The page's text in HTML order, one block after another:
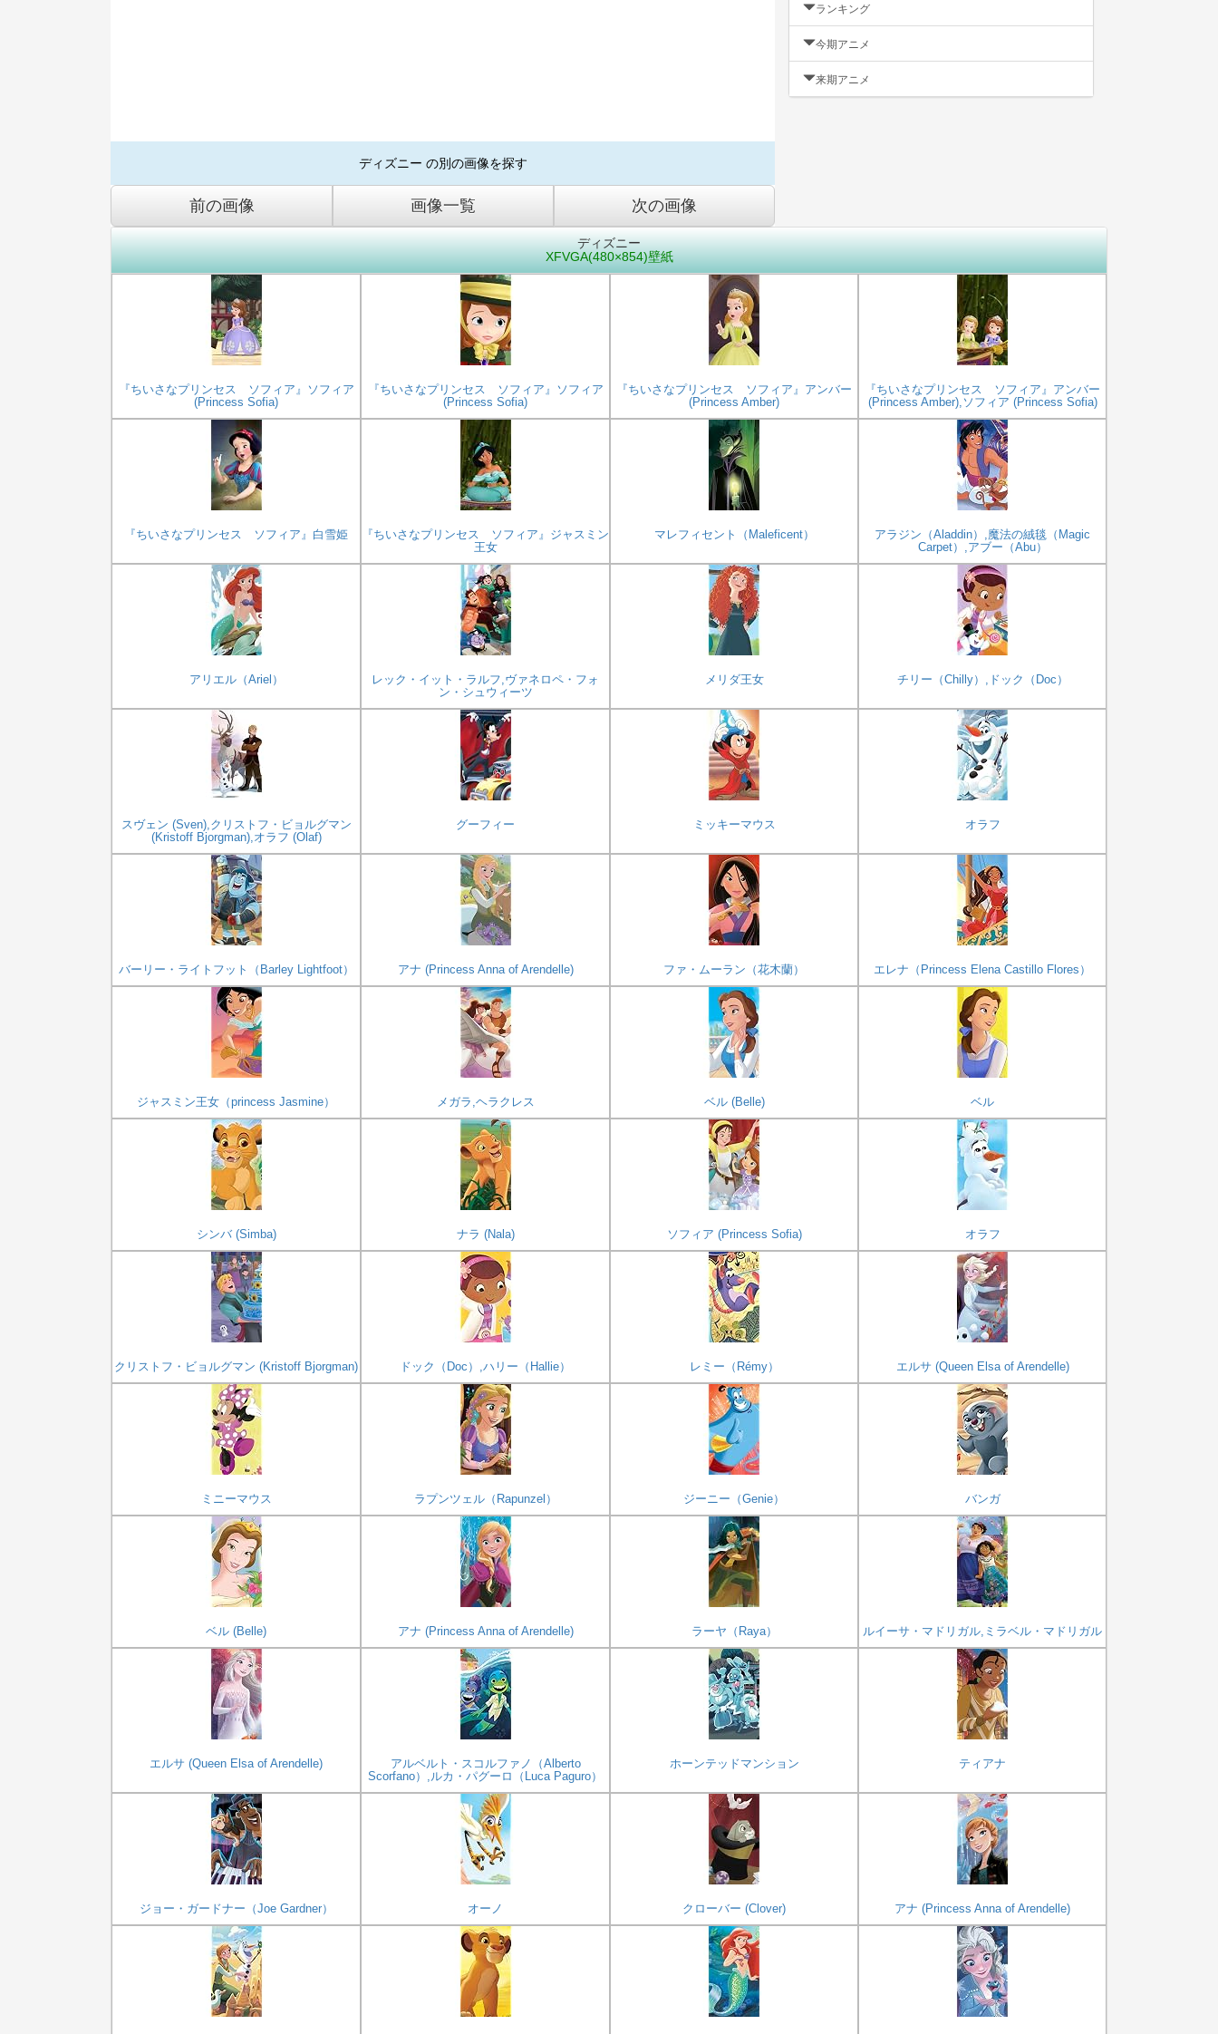
ディズニー の別の画像を探す
前の画像 画像一覧 次の画像
ランキング
今期アニメ
来期アニメ
ディズニー
XFVGA(480×854)壁紙
『ちいさなプリンセス ソフィア』ソフィア
(Princess Sofia)
『ちいさなプリンセス ソフィア』ソフィア
(Princess Sofia)
『ちいさなプリンセス ソフィア』アンバー
(Princess Amber)
『ちいさなプリンセス ソフィア』アンバー
(Princess Amber),ソフィア (Princess Sofia)
『ちいさなプリンセス ソフィア』白雪姫
『ちいさなプリンセス ソフィア』ジャスミン
王女
マレフィセント（Maleficent）
アラジン（Aladdin）,魔法の絨毯（Magic
Carpet）,アブー（Abu）
アリエル（Ariel）
レック・イット・ラルフ,ヴァネロペ・フォ
ン・シュウィーツ
メリダ王女 チリー（Chilly）,ドック（Doc）
スヴェン (Sven),クリストフ・ビョルグマン
(Kristoff Bjorgman),オラフ (Olaf)
グーフィー ミッキーマウス オラフ
バーリー・ライトフット（Barley Lightfoot） アナ (Princess Anna of Arendelle) ファ・ムーラン（花木蘭） エレナ（Princess Elena Castillo Flores）
ジャスミン王女（princess Jasmine） メガラ,ヘラクレス ベル (Belle) ベル
シンバ (Simba) ナラ (Nala) ソフィア (Princess Sofia) オラフ
クリストフ・ビョルグマン (Kristoff Bjorgman) ドック（Doc）,ハリー（Hallie） レミー（Rémy） エルサ (Queen Elsa of Arendelle)
ミニーマウス ラプンツェル（Rapunzel） ジーニー（Genie） バンガ
ベル (Belle) アナ (Princess Anna of Arendelle) ラーヤ（Raya） ルイーサ・マドリガル,ミラベル・マドリガル
エルサ (Queen Elsa of Arendelle)
アルベルト・スコルファノ（Alberto
Scorfano）,ルカ・パグーロ（Luca Paguro）
ホーンテッドマンション ティアナ
ジョー・ガードナー（Joe Gardner） オーノ クローバー (Clover) アナ (Princess Anna of Arendelle)